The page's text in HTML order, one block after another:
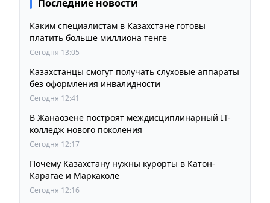
Последние новости
Каким специалистам в Казахстане готовы
платить больше миллиона тенге
Сегодня 13:05
Казахстанцы смогут получать слуховые аппараты
без оформления инвалидности
Сегодня 12:41
В Жанаозене построят междисциплинарный IT-
колледж нового поколения
Сегодня 12:17
Почему Казахстану нужны курорты в Катон-
Карагае и Маркаколе
Сегодня 12:16